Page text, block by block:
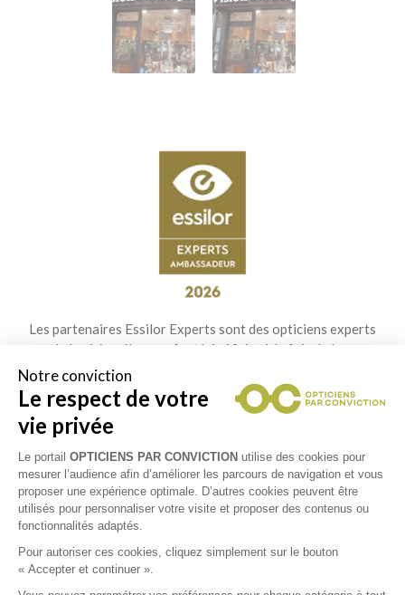
Les partenaires Essilor Experts sont des opticiens experts
de la vision. Ils vous font bénéficier à la fois de leur
expertise, de l'innovation, mais aussi de la qualité des
verres Essilor®. Le label Essilor Experts Ambassadeur
vous permet de retrouver chez votre opticien les
technologies exclusives Essilor alliées à une analyse
détaillée de vos besoins visuels pour des verres Essilor
sur-mesure qui répondent à tous vos besoins de
correction, de protection et de prévention de votre vue.
Notre conviction
Le respect de votre
vie privée
Le portail OPTICIENS PAR CONVICTION utilise des cookies pour
mesurer l’audience afin d’améliorer les parcours de navigation et vous
proposer une expérience optimale. D’autres cookies peuvent être
utilisés pour personnaliser votre visite et proposer des contenus ou
fonctionnalités adaptés.
Pour autoriser ces cookies, cliquez simplement sur le bouton
« Accepter et continuer ».